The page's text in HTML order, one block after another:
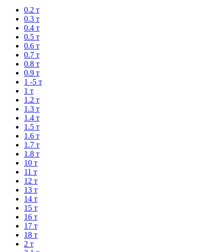
0.2 т
0.3 т
0.4 т
0.5 т
0.6 т
0.7 т
0.8 т
0.9 т
1 -5 т
1 т
1.2 т
1.3 т
1.4 т
1.5 т
1.6 т
1.7 т
1.8 т
10 т
11 т
12 т
13 т
14 т
15 т
16 т
17 т
18 т
2 т